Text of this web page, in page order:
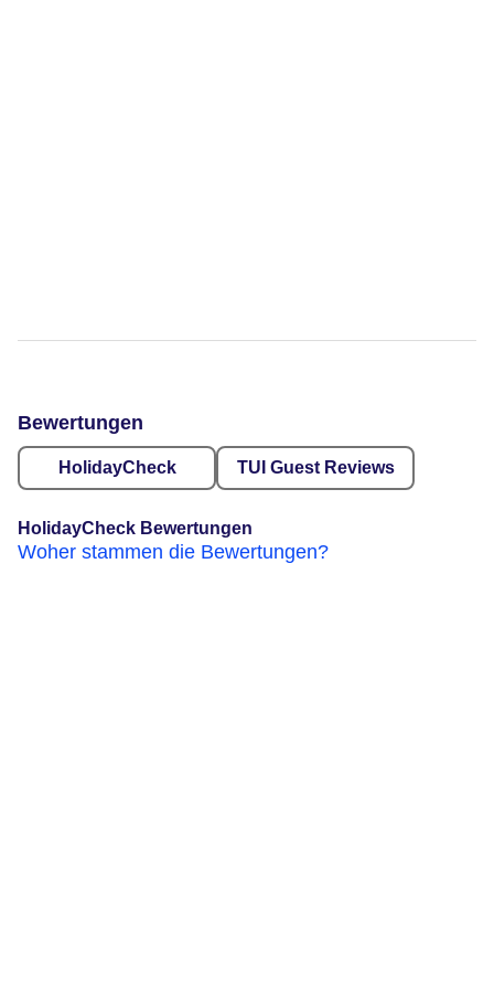
Bewertungen
HolidayCheck TUI Guest Reviews
HolidayCheck Bewertungen
Woher stammen die Bewertungen?